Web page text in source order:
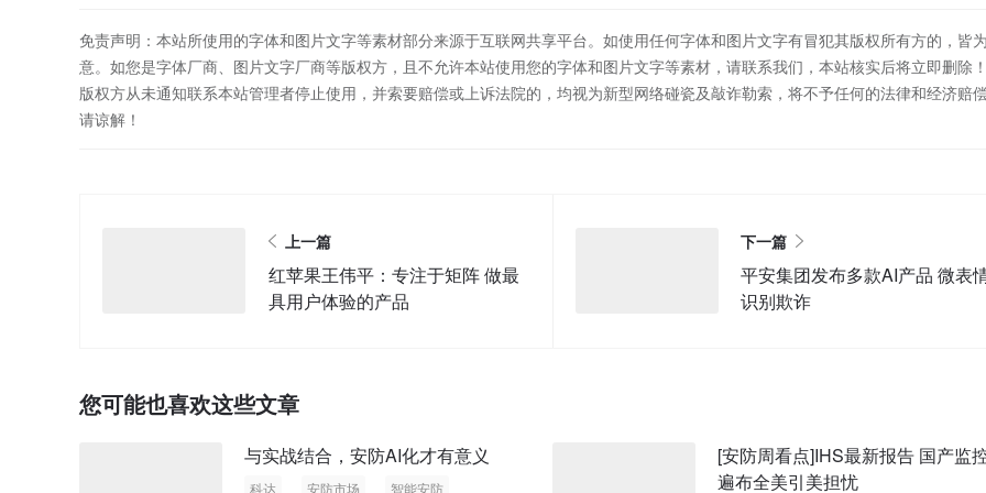
免责声明：本站所使用的字体和图片文字等素材部分来源于互联网共享平台。如使用任何字体和图片文字有冒犯其版权所有方的，皆
意。如您是字体厂商、图片文字厂商等版权方，且不允许本站使用您的字体和图片文字等素材，请联系我们，本站核实后将立即删除
版权方从未通知联系本站管理者停止使用，并索要赔偿或上诉法院的，均视为新型网络碰瓷及敲诈勒索，将不予任何的法律和经济赔
请谅解！
上一篇
红苹果王伟平：专注于矩阵 做最
具用户体验的产品
下一篇
平安集团发布多款AI产品 微表
识别欺诈
您可能也喜欢这些文章
与实战结合，安防AI化才有意义
科达 安防市场 智能安防
[安防周看点]IHS最新报告 国产监
遍布全美引美担忧